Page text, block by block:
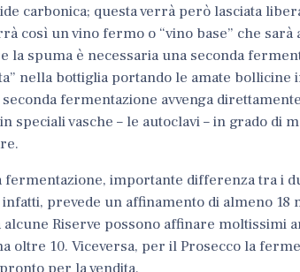
carbonica; questa verrà però lasciata
così un vino fermo o “vino base” che sarà
spuma è necessaria una seconda
nella bottiglia portando le amate bollicine
fermentazione avvenga
speciali vasche – le autoclavi – in grado di
fermentazione, importante differenza tra i
prevede un affinamento di almeno 18
Riserve possono affinare moltissimi
oltre 10. Viceversa, per il Prosecco la